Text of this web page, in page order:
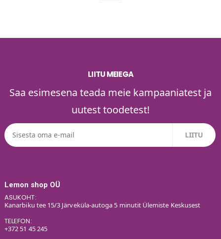
LIITU MEIEGA
Saa esimesena teada meie kampaaniatest ja
uutest toodetest!
Lemon shop OÜ
ASUKOHT:
Kanarbiku tee 15/3 Järveküla-autoga 5 minutit Ülemiste Keskusest
TELEFON:
+372 51 45 245